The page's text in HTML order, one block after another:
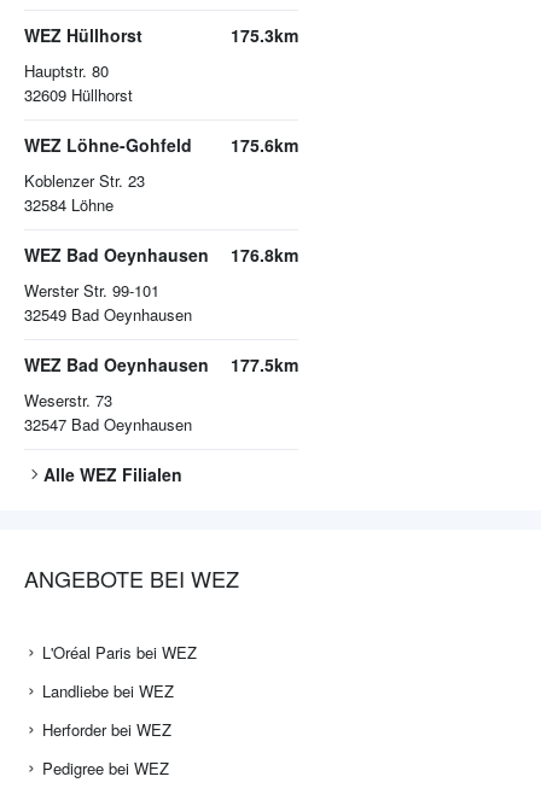
WEZ Hüllhorst
Hauptstr. 80
32609 Hüllhorst
175.3km
WEZ Löhne-Gohfeld
Koblenzer Str. 23
32584 Löhne
175.6km
WEZ Bad Oeynhausen
Werster Str. 99-101
32549 Bad Oeynhausen
176.8km
WEZ Bad Oeynhausen
Weserstr. 73
32547 Bad Oeynhausen
177.5km
Alle WEZ Filialen
ANGEBOTE BEI WEZ
L'Oréal Paris bei WEZ
Landliebe bei WEZ
Herforder bei WEZ
Pedigree bei WEZ